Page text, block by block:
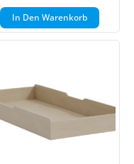
In Den Warenkorb